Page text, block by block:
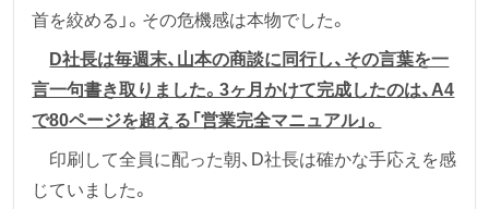
首を絞める」。その危機感は本物でした。
D社長は毎週末、山本の商談に同行し、その言葉を一
言一句書き取りました。3ヶ月かけて完成したのは、A4
で80ページを超える「営業完全マニュアル」。
印刷して全員に配った朝、D社長は確かな手応えを感
じていました。